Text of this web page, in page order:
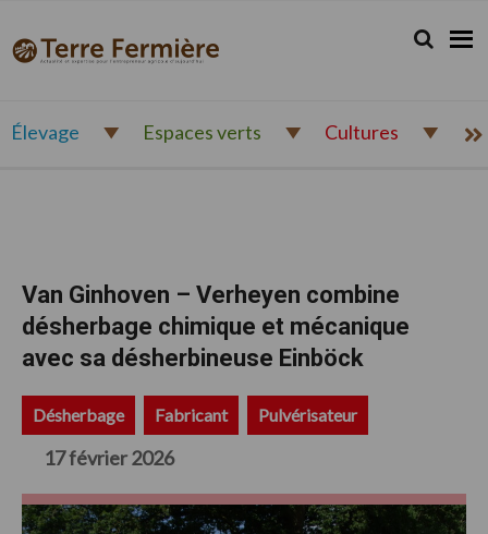
navigation
contenu
principal
pied
de
Terre
Fermière
Actualité
et
pour
Élevage Espaces verts Cultures
Van Ginhoven – Verheyen combine
désherbage chimique et mécanique
avec sa désherbineuse Einböck
Désherbage Fabricant Pulvérisateur
17 février 2026